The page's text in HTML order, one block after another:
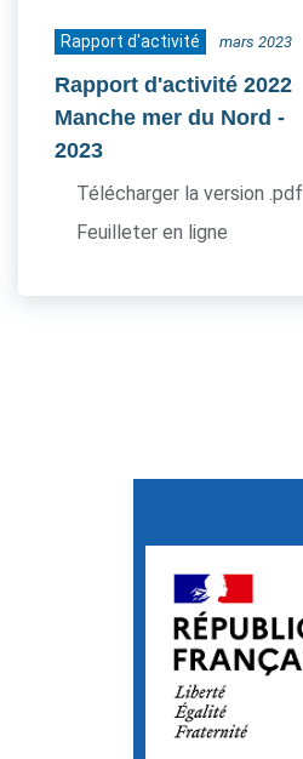
Rapport d'activité mars 2023
Rapport d'activité 2022
Manche mer du Nord -
2023
Télécharger la version .pdf
Feuilleter en ligne